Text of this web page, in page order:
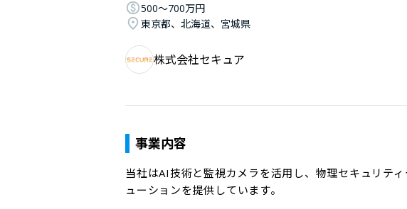
500〜700万円
東京都、北海道、宮城県
株式会社セキュア
事業内容
当社はAI技術と監視カメラを活用し、物理セキュリテ
ューションを提供しています。